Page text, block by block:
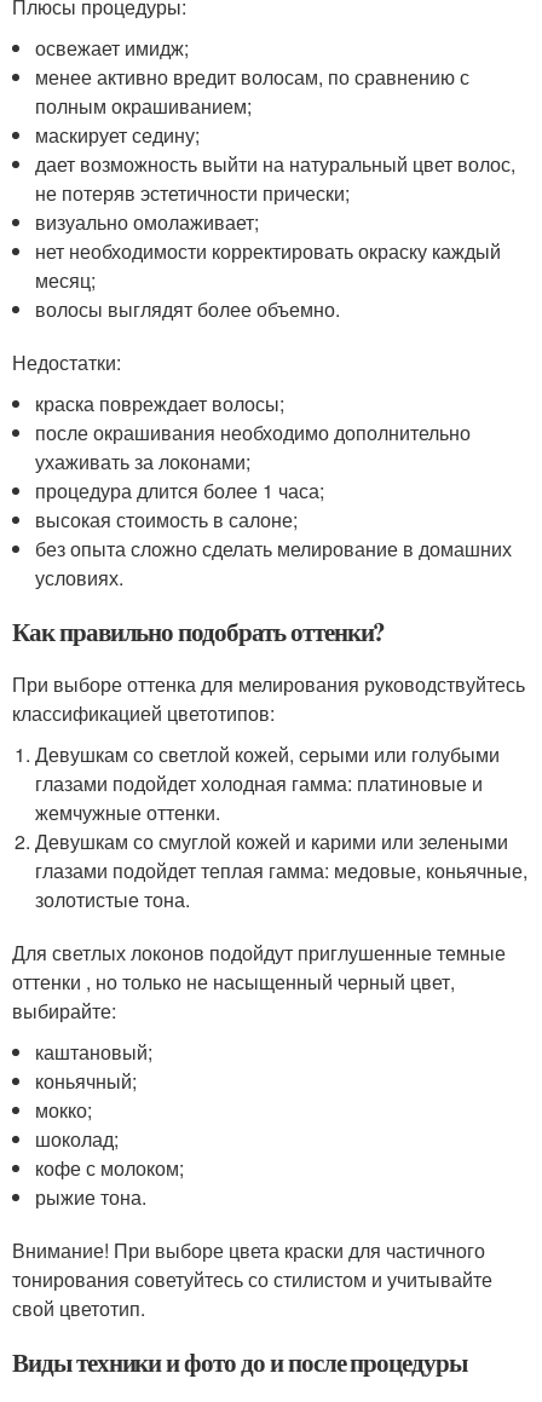
Плюсы процедуры:
освежает имидж;
менее активно вредит волосам, по сравнению с
полным окрашиванием;
маскирует седину;
дает возможность выйти на натуральный цвет волос,
не потеряв эстетичности прически;
визуально омолаживает;
нет необходимости корректировать окраску каждый
месяц;
волосы выглядят более объемно.
Недостатки:
краска повреждает волосы;
после окрашивания необходимо дополнительно
ухаживать за локонами;
процедура длится более 1 часа;
высокая стоимость в салоне;
без опыта сложно сделать мелирование в домашних
условиях.
Как правильно подобрать оттенки?
При выборе оттенка для мелирования руководствуйтесь
классификацией цветотипов:
Девушкам со светлой кожей, серыми или голубыми
глазами подойдет холодная гамма: платиновые и
жемчужные оттенки.
Девушкам со смуглой кожей и карими или зелеными
глазами подойдет теплая гамма: медовые, коньячные,
золотистые тона.
Для светлых локонов подойдут приглушенные темные
оттенки , но только не насыщенный черный цвет,
выбирайте:
каштановый;
коньячный;
мокко;
шоколад;
кофе с молоком;
рыжие тона.
Внимание! При выборе цвета краски для частичного
тонирования советуйтесь со стилистом и учитывайте
свой цветотип.
Виды техники и фото до и после процедуры